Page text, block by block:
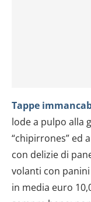
Tappe
lode a pulpo alla
“chipirrones” ed
con delizie di
volanti con
in media euro